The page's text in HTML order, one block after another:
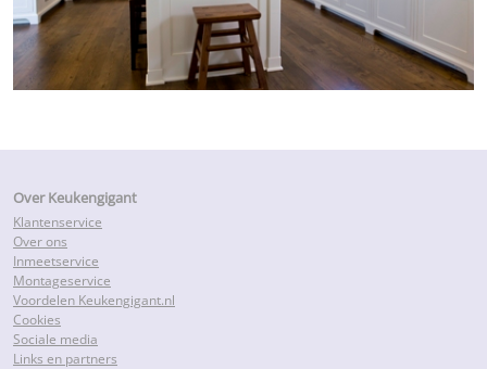
Over Keukengigant
Klantenservice
Over ons
Inmeetservice
Montageservice
Voordelen Keukengigant.nl
Cookies
Sociale media
Links en partners